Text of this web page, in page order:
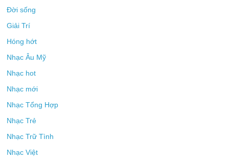
Đời sống
Giải Trí
Hóng hớt
Nhạc Âu Mỹ
Nhạc hot
Nhạc mới
Nhạc Tổng Hợp
Nhạc Trẻ
Nhạc Trữ Tình
Nhạc Việt